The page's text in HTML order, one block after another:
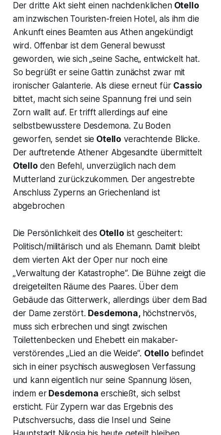
Der dritte Akt sieht einen nachdenklichenOtello
am inzwischen Touristen-freien Hotel, als ihm die
Ankunft eines Beamten aus Athen angekündigt
wird. Offenbar ist dem General bewusst
geworden, wie sich„seine Sache„ entwickelt hat.
So begrüßt er seine Gattin zunächst zwar mit
ironischer Galanterie. Als diese erneut für Cassio
bittet, macht sich seine Spannung frei und sein
Zorn wallt auf. Er trifft allerdings auf eine
selbstbewusstere Desdemona. Zu Boden
geworfen, sendet sie Otello verachtende Blicke.
Der auftretende Athener Abgesandte übermittelt
Otello den Befehl, unverzüglich nach dem
Mutterland zurückzukommen. Der angestrebte
Anschluss Zyperns an Griechenland ist
abgebrochen
Die Persönlichkeit des Otello ist gescheitert:
Politisch/militärisch und als Ehemann. Damit bleibt
dem vierten Akt der Oper nur noch eine
„Verwaltung der Katastrophe“. Die Bühne zeigt die
dreigeteilten Räume des Paares. Über dem
Gebäude das Gitterwerk, allerdings über dem Bad
der Dame zerstört. Desdemona, höchstnervös,
muss sich erbrechen und singt zwischen
Toilettenbecken und Ehebett ein makaber-
verstörendes „Lied an die Weide“. Otello befindet
sich in einer psychisch ausweglosen Verfassung
und kann eigentlich nur seine Spannung lösen,
indem erDesdemona erschießt, sich selbst
ersticht. Für Zypern war das Ergebnis des
Putschversuchs, dass die Insel und Seine